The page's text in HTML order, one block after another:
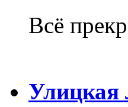
Всё
Улицкая